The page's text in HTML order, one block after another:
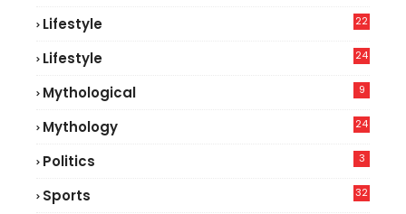
Lifestyle
22
Lifestyle
24
Mythological 9
Mythology 24
Politics 3
Sports 32